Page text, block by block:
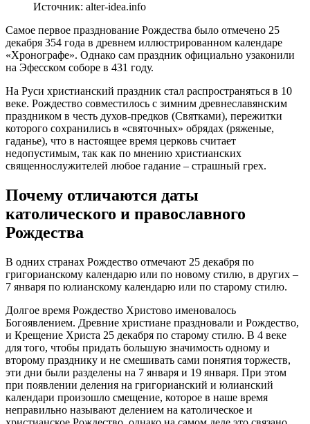
Источник: alter-idea.info
Самое первое празднование Рождества было отмечено 25
декабря 354 года в древнем иллюстрированном календаре
«Хронографе». Однако сам праздник официально узаконили
на Эфесском соборе в 431 году.
На Руси христианский праздник стал распространяться в 10
веке. Рождество совместилось с зимним древнеславянским
праздником в честь духов-предков (Святками), пережитки
которого сохранились в «святочных» обрядах (ряженые,
гаданье), что в настоящее время церковь считает
недопустимым, так как по мнению христианских
священнослужителей любое гадание – страшный грех.
Почему отличаются даты
католического и православного
Рождества
В одних странах Рождество отмечают 25 декабря по
григорианскому календарю или по новому стилю, в других –
7 января по юлианскому календарю или по старому стилю.
Долгое время Рождество Христово именовалось
Богоявлением. Древние христиане праздновали и Рождество,
и Крещение Христа 25 декабря по старому стилю. В 4 веке
для того, чтобы придать большую значимость одному и
второму празднику и не смешивать сами понятия торжеств,
эти дни были разделены на 7 января и 19 января. При этом
при появлении деления на григорианский и юлианский
календари произошло смещение, которое в наше время
неправильно называют делением на католическое и